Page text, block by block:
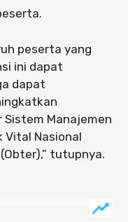
peserta yang
ini dapat
dapat
Manajemen
Vital Nasional
tutupnya.